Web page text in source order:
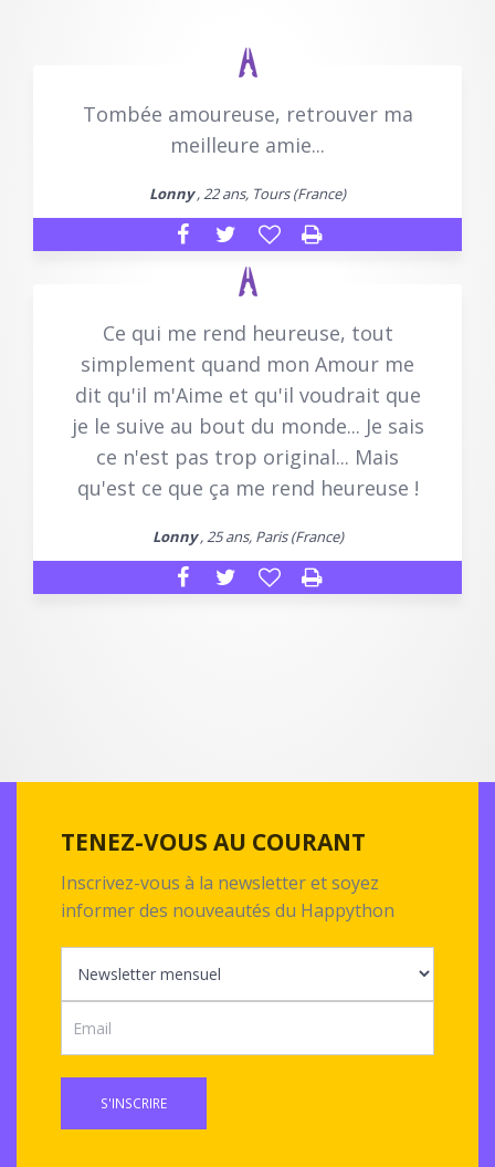
Tombée amoureuse, retrouver ma
meilleure amie...
Lonny, 22 ans, Tours (France)
Ce qui me rend heureuse, tout
simplement quand mon Amour me
dit qu'il m'Aime et qu'il voudrait que
je le suive au bout du monde... Je sais
ce n'est pas trop original... Mais
qu'est ce que ça me rend heureuse !
Lonny, 25 ans, Paris (France)
TENEZ-VOUS AU COURANT
Inscrivez-vous à la newsletter et soyez
informer des nouveautés du Happython
S'INSCRIRE